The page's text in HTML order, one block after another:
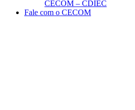
CECOM – CDIEC
Fale com o CECOM